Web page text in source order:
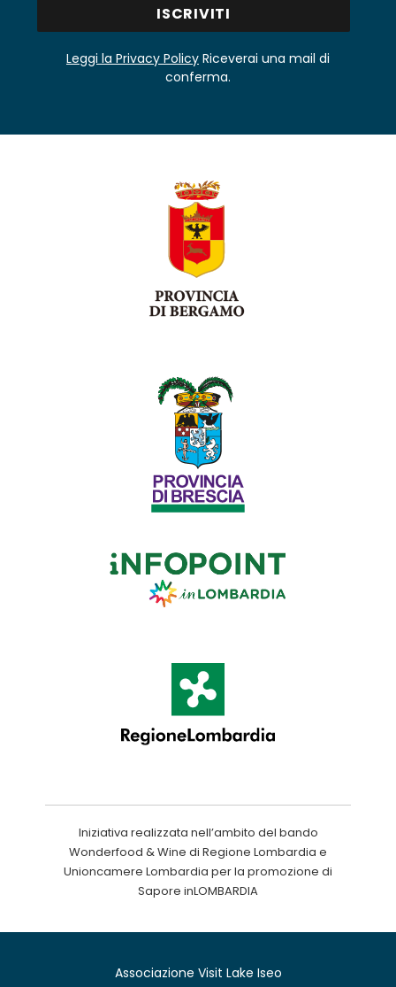
Leggi la Privacy Policy Riceverai una mail di
conferma.
Iniziativa realizzata nell’ambito del bando
Wonderfood & Wine di Regione Lombardia e
Unioncamere Lombardia per la promozione di
Sapore inLOMBARDIA
Associazione Visit Lake Iseo